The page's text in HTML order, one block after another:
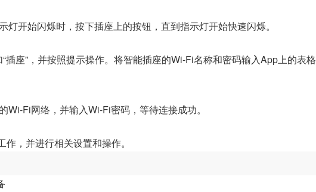
开始闪烁时，按下插座上的按钮，直到指示灯开始快速闪烁。
插座”，并按照提示操作。将智能插座的Wi-Fi名称和密码输入App上的表格
Fi网络，并输入Wi-Fi密码，等待连接成功。
，并进行相关设置和操作。